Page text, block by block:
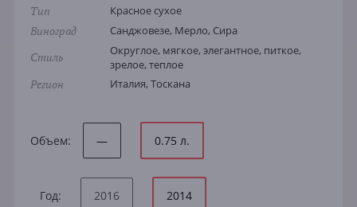
Тип Красное сухое
Виноград Санджовезе, Мерло, Сира
Стиль
Округлое, мягкое, элегантное, питкое,
зрелое, теплое
Регион Италия, Тоскана
Объем: — 0.75 л.
Год: 2016 2014